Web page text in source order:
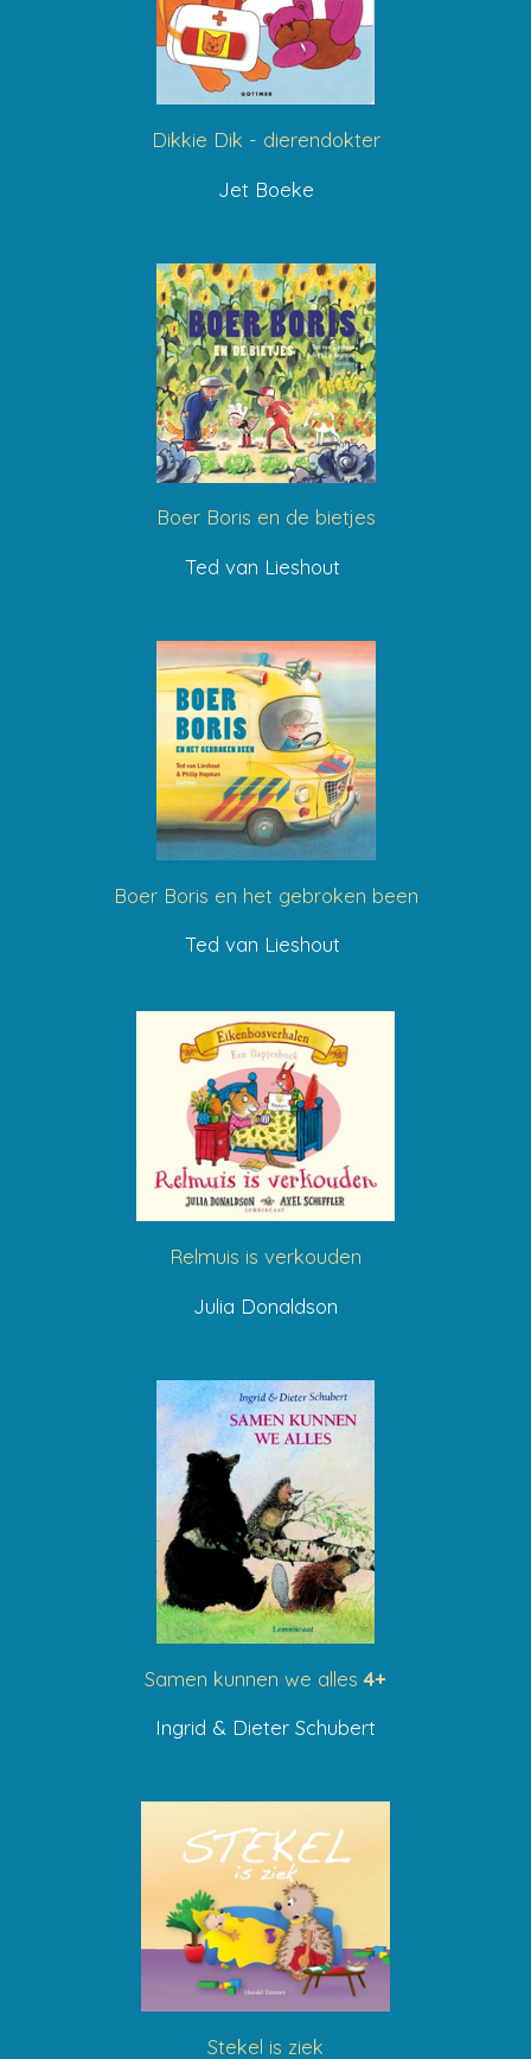
Dikkie Dik - dierendokter
Jet Boeke
Boer Boris en de bietjes
Ted van Lieshout
Boer Boris en het gebroken been
Ted van Lieshout
Relmuis is verkouden
Julia Donaldson
Samen kunnen we alles4+
Ingrid & Dieter Schubert
Stekel is ziek